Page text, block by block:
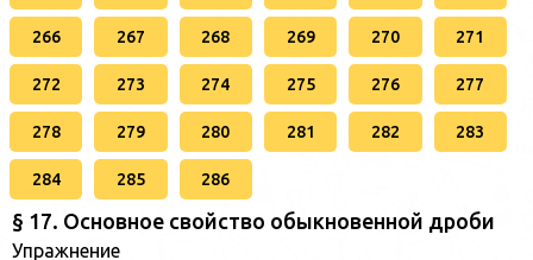
266 267 268 269 270 271
272 273 274 275 276 277
278 279 280 281 282 283
284 285 286
§ 17. Основное свойство обыкновенной дроби
Упражнение